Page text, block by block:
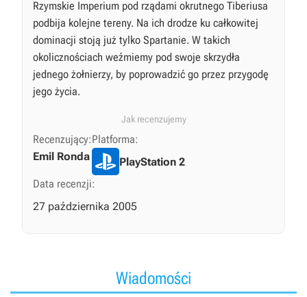
Rzymskie Imperium pod rządami okrutnego Tiberiusa
podbija kolejne tereny. Na ich drodze ku całkowitej
dominacji stoją już tylko Spartanie. W takich
okolicznościach weźmiemy pod swoje skrzydła
jednego żołnierzy, by poprowadzić go przez przygodę
jego życia.
Jak recenzujemy
Recenzujący:
Emil Ronda
Platforma:
PlayStation 2
Data recenzji:
27 października 2005
Wiadomości